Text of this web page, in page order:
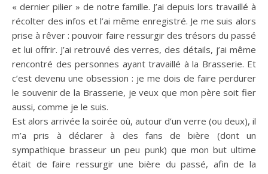
« dernier pilier » de notre famille. J’ai depuis lors travaillé à
récolter des infos et l’ai même enregistré. Je me suis alors
prise à rêver : pouvoir faire ressurgir des trésors du passé
et lui offrir. J’ai retrouvé des verres, des détails, j’ai même
rencontré des personnes ayant travaillé à la Brasserie. Et
c’est devenu une obsession : je me dois de faire perdurer
le souvenir de la Brasserie, je veux que mon père soit fier
aussi, comme je le suis.
Est alors arrivée la soirée où, autour d’un verre (ou deux), il
m’a pris à déclarer à des fans de bière (dont un
sympathique brasseur un peu punk) que mon but ultime
était de faire ressurgir une bière du passé, afin de la